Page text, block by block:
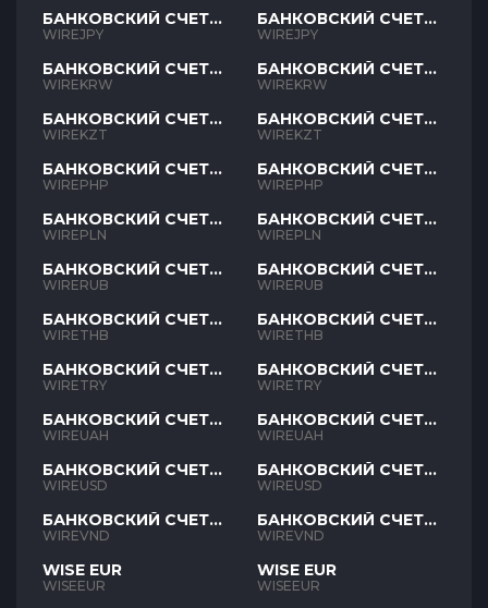
БАНКОВСКИЙ СЧЕТ
JPY
WIREJPY
БАНКОВСКИЙ СЧЕТ
KRW
WIREKRW
БАНКОВСКИЙ СЧЕТ
KZT
WIREKZT
БАНКОВСКИЙ СЧЕТ
PHP
WIREPHP
БАНКОВСКИЙ СЧЕТ
PLN
WIREPLN
БАНКОВСКИЙ СЧЕТ
RUB
WIRERUB
БАНКОВСКИЙ СЧЕТ
THB
WIRETHB
БАНКОВСКИЙ СЧЕТ
TRY
WIRETRY
БАНКОВСКИЙ СЧЕТ
UAH
WIREUAH
БАНКОВСКИЙ СЧЕТ
USD
WIREUSD
БАНКОВСКИЙ СЧЕТ
VND
WIREVND
WISE EUR
WISEEUR
БАНКОВСКИЙ СЧЕТ
JPY
WIREJPY
БАНКОВСКИЙ СЧЕТ
KRW
WIREKRW
БАНКОВСКИЙ СЧЕТ
KZT
WIREKZT
БАНКОВСКИЙ СЧЕТ
PHP
WIREPHP
БАНКОВСКИЙ СЧЕТ
PLN
WIREPLN
БАНКОВСКИЙ СЧЕТ
RUB
WIRERUB
БАНКОВСКИЙ СЧЕТ
THB
WIRETHB
БАНКОВСКИЙ СЧЕТ
TRY
WIRETRY
БАНКОВСКИЙ СЧЕТ
UAH
WIREUAH
БАНКОВСКИЙ СЧЕТ
USD
WIREUSD
БАНКОВСКИЙ СЧЕТ
VND
WIREVND
WISE EUR
WISEEUR